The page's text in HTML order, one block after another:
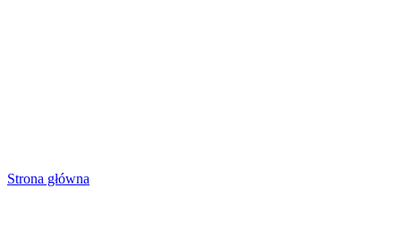
Strona główna